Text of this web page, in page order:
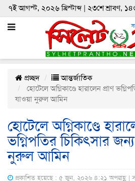
৭ই আগস্ট, ২০২৬ খ্রিস্টাব্দ | ২৩শে শ্রাবণ,
প্রচ্ছদ
আন্তর্জাতিক
হোটেলে অগ্নিকাণ্ডে হারালেন প্রাণ
যাওয়া নুরুল আমিন
হোটেলে অগ্নিকাণ্ডে
ভগ্নিপতির চিকিৎসার জন্য
নুরুল আমিন
প্রকাশিত হয়েছে : ৫ জুন, ২০২৬ ৪:২১ অপরাহ্ণ |